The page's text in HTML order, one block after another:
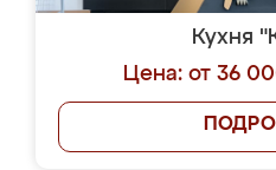
Кухня
Цена: от 36